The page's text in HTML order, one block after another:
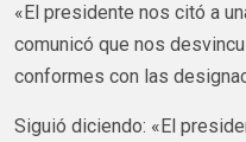
«El presidente nos citó a
comunicó que nos
conformes con las
Siguió diciendo: «El